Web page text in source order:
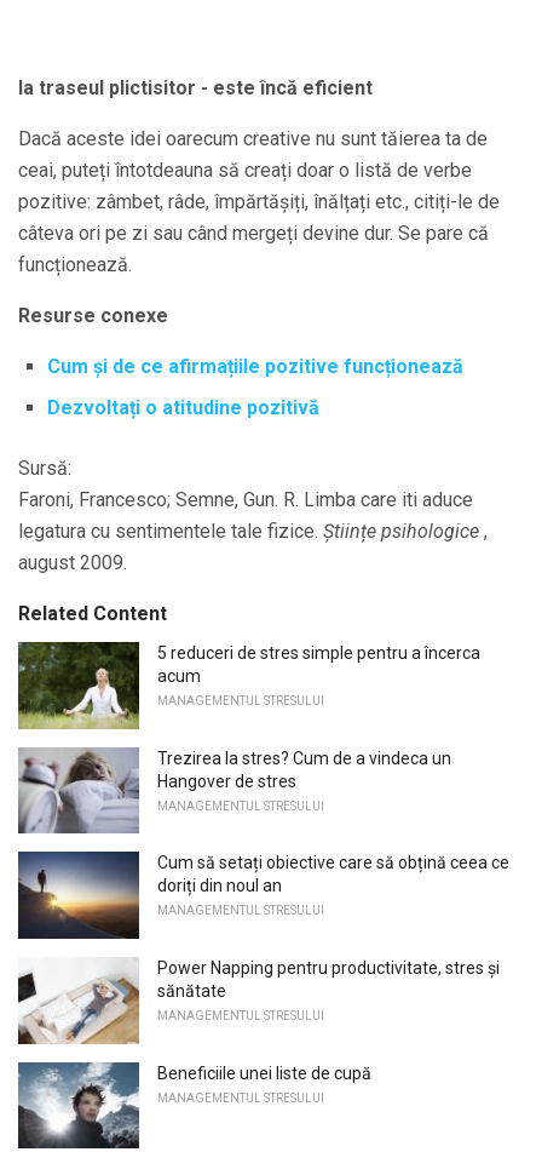
Ia traseul plictisitor - este încă eficient
Dacă aceste idei oarecum creative nu sunt tăierea ta de
ceai, puteți întotdeauna să creați doar o listă de verbe
pozitive: zâmbet, râde, împărtășiți, înălțați etc., citiți-le de
câteva ori pe zi sau când mergeți devine dur. Se pare că
funcționează.
Resurse conexe
Cum și de ce afirmațiile pozitive funcționează
Dezvoltați o atitudine pozitivă
Sursă:
Faroni, Francesco; Semne, Gun. R. Limba care iti aduce
legatura cu sentimentele tale fizice. Științe psihologice ,
august 2009.
Related Content
5 reduceri de stres simple pentru a încerca
acum
MANAGEMENTUL STRESULUI
Trezirea la stres? Cum de a vindeca un
Hangover de stres
MANAGEMENTUL STRESULUI
Cum să setați obiective care să obțină ceea ce
doriți din noul an
MANAGEMENTUL STRESULUI
Power Napping pentru productivitate, stres și
sănătate
MANAGEMENTUL STRESULUI
Beneficiile unei liste de cupă
MANAGEMENTUL STRESULUI